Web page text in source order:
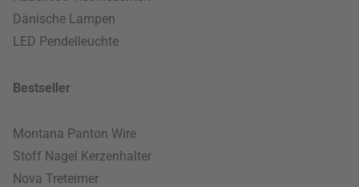
Dänische Lampen
LED Pendelleuchte
Bestseller
Montana Panton Wire
Stoff Nagel Kerzenhalter
Nova Treteimer